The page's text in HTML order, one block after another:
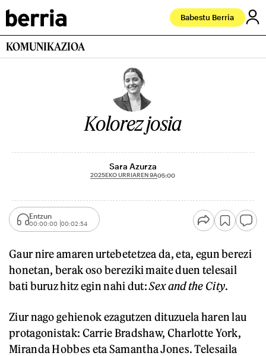
Babestu Berria
KOMUNIKAZIOA
Kolorez josia
Sara Azurza
2025EKO URRIAREN 9A05:00
Entzun
00:00:00 00:02:54
Gaur nire amaren urtebetetzea da, eta, egun berezi
honetan, berak oso bereziki maite duen telesail
bati buruz hitz egin nahi dut:Sex and the City.
Ziur nago gehienok ezagutzen dituzuela haren lau
protagonistak: Carrie Bradshaw, Charlotte York,
Miranda Hobbes eta Samantha Jones. Telesaila